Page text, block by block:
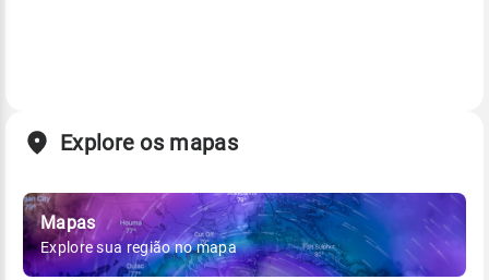
Explore os mapas
Mapas
Explore sua região no mapa